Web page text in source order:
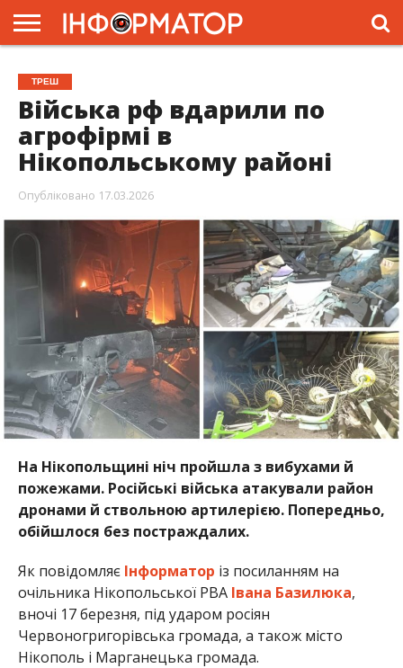
ГОЛОВНА
ЖИТТЯ
ВЛАДА
ГРОШІ
ТРЕШ
ПРЕС-
РЕЛІЗИ
РЕКЛАМА
ПРОЕКТИ
ТРЕШ
Війська рф вдарили по
агрофірмі в
Нікопольському районі
Опубліковано 17.03.2026
На Нікопольщині ніч пройшла з вибухами й
пожежами. Російські війська атакували район
дронами й ствольною артилерією. Попередньо,
обійшлося без постраждалих.
Як повідомляє Інформатор із посиланням на
очільника Нікопольської РВА Івана Базилюка,
вночі 17 березня, під ударом росіян
Червоногригорівська громада, а також місто
Нікополь і Марганецька громада.